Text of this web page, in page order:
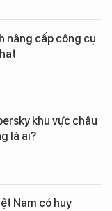
nâng cấp công cụ
khu vực châu
là ai?
Nam có huy